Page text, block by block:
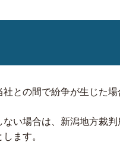
との間で紛争が生じた
い場合は、新潟地方裁
ます。